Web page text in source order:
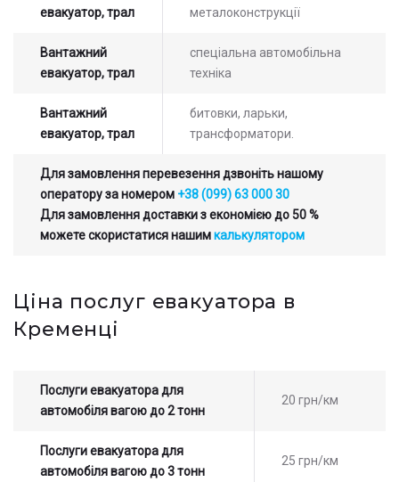
евакуатор, трал
металоконструкції
Вантажний
евакуатор, трал
спеціальна автомобільна
техніка
Вантажний
евакуатор, трал
битовки, ларьки,
трансформатори.
Для замовлення перевезення дзвоніть нашому
оператору за номером +38 (099) 63 000 30
Для замовлення доставки з економією до 50 %
можете скористатися нашимкалькулятором
Ціна послуг евакуатора в
Кременці
Послуги евакуатора для
автомобіля вагою до 2 тонн
20 грн/км
Послуги евакуатора для
автомобіля вагою до 3 тонн
25 грн/км